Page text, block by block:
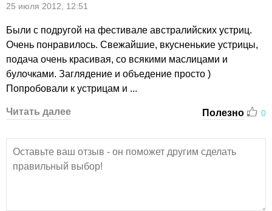
25 июля 2012, 12:51
Были с подругой на фестивале австралийских устриц.
Очень понравилось. Свежайшие, вкусненькие устрицы,
подача очень красивая, со всякими маслицами и
булочками. Заглядение и объедение просто )
Попробовали к устрицам и ...
Читать далее Полезно 0